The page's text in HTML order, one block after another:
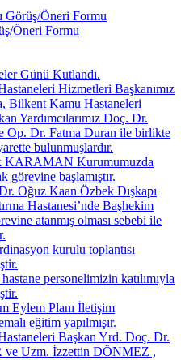
Görüş/Öneri Formu
Öneri Formu
Günü Kutlandı.
Hizmetleri Başkanımız
Bilkent Kamu Hastaneleri
Yardımcılarımız Doç. Dr.
Op. Dr. Fatma Duran ile birlikte
bulunmuşlardır.
KARAMAN Kurumumuzda
görevine başlamıştır.
Oğuz Kaan Özbek Dışkapı
Hastanesi’nde Başhekim
atanmış olması sebebi ile
kurulu toplantısı
personelimizin katılımıyla
Eylem Planı İletişim
eğitim yapılmışır.
Başkan Yrd. Doç. Dr.
ve Uzm. İzzettin DÖNMEZ ,